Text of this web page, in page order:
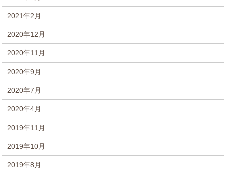
2021年2月
2020年12月
2020年11月
2020年9月
2020年7月
2020年4月
2019年11月
2019年10月
2019年8月